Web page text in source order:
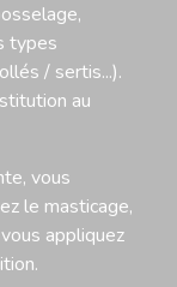
types
/ sertis...).
au
vous
le masticage,
appliquez